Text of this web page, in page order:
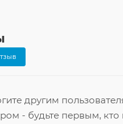
другим
- будьте первым, кто